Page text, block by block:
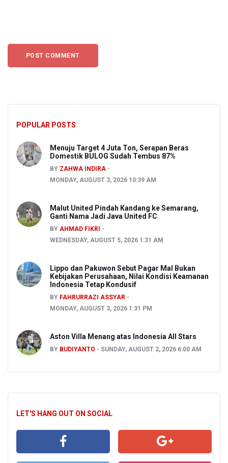
POPULAR POSTS
Menuju Target 4 Juta Ton, Serapan Beras
Domestik BULOG Sudah Tembus 87%
BY ZAHWA INDIRA
MONDAY, AUGUST 3, 2026 10:39 AM
Malut United Pindah Kandang ke Semarang,
Ganti Nama Jadi Java United FC
BY AHMAD FIKRI
WEDNESDAY, AUGUST 5, 2026 1:31 AM
Lippo dan Pakuwon Sebut Pagar Mal Bukan
Kebijakan Perusahaan, Nilai Kondisi Keamanan
Indonesia Tetap Kondusif
BY FAHRURRAZI ASSYAR
MONDAY, AUGUST 3, 2026 1:31 PM
Aston Villa Menang atas Indonesia All Stars
BY BUDIYANTO SUNDAY, AUGUST 2, 2026 6:00 AM
LET'S HANG OUT ON SOCIAL